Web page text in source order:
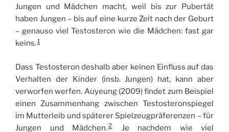
Jungen und Mädchen macht, weil bis zur Pubertät
haben Jungen – bis auf eine kurze Zeit nach der Geburt
– genauso viel Testosteron wie die Mädchen: fast gar
keins.1
Dass Testosteron deshalb aber keinen Einfluss auf das
Verhalten der Kinder (insb. Jungen) hat, kann aber
verworfen werfen. Auyeung (2009) findet zum Beispiel
einen Zusammenhang zwischen Testosteronspiegel
im Mutterleib und späterer Spielzeugpräferenzen – für
Jungen und Mädchen.2
Je nachdem wie viel